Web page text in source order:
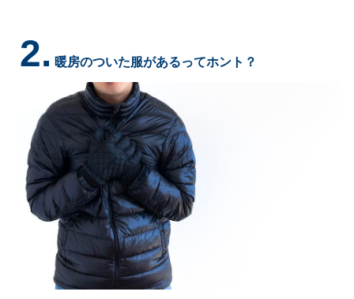
2. 暖房のついた服があるってホント？